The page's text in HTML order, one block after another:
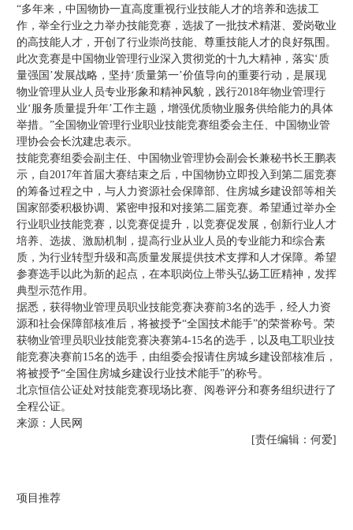
“多年来，中国物协一直高度重视行业技能人才的培养和选拔工
作，举全行业之力举办技能竞赛，选拔了一批技术精湛、爱岗敬业
的高技能人才，开创了行业崇尚技能、尊重技能人才的良好氛围。
此次竞赛是中国物业管理行业深入贯彻党的十九大精神，落实‘质
量强国’发展战略，坚持‘质量第一’价值导向的重要行动，是展现
物业管理从业人员专业形象和精神风貌，践行2018年物业管理行
业‘服务质量提升年’工作主题，增强优质物业服务供给能力的具体
举措。”全国物业管理行业职业技能竞赛组委会主任、中国物业管
理协会会长沈建忠表示。
技能竞赛组委会副主任、中国物业管理协会副会长兼秘书长王鹏表
示，自2017年首届大赛结束之后，中国物协立即投入到第二届竞赛
的筹备过程之中，与人力资源社会保障部、住房城乡建设部等相关
国家部委积极协调、紧密申报和对接第二届竞赛。希望通过举办全
行业职业技能竞赛，以竞赛促提升，以竞赛促发展，创新行业人才
培养、选拔、激励机制，提高行业从业人员的专业能力和综合素
质，为行业转型升级和高质量发展提供技术支撑和人才保障。希望
参赛选手以此为新的起点，在本职岗位上带头弘扬工匠精神，发挥
典型示范作用。
据悉，获得物业管理员职业技能竞赛决赛前3名的选手，经人力资
源和社会保障部核准后，将被授予“全国技术能手”的荣誉称号。荣
获物业管理员职业技能竞赛决赛第4-15名的选手，以及电工职业技
能竞赛决赛前15名的选手，由组委会报请住房城乡建设部核准后，
将被授予“全国住房城乡建设行业技术能手”的称号。
北京恒信公证处对技能竞赛现场比赛、阅卷评分和赛务组织进行了
全程公证。
来源：人民网
[责任编辑：何爱]
项目推荐